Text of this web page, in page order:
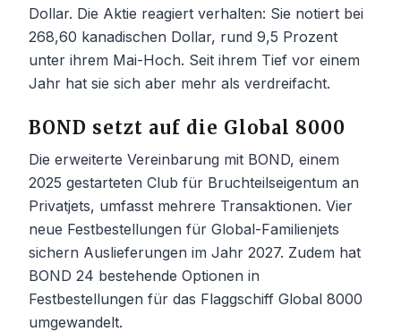
Dollar. Die Aktie reagiert verhalten: Sie notiert bei
268,60 kanadischen Dollar, rund 9,5 Prozent
unter ihrem Mai-Hoch. Seit ihrem Tief vor einem
Jahr hat sie sich aber mehr als verdreifacht.
BOND setzt auf die Global 8000
Die erweiterte Vereinbarung mit BOND, einem
2025 gestarteten Club für Bruchteilseigentum an
Privatjets, umfasst mehrere Transaktionen. Vier
neue Festbestellungen für Global-Familienjets
sichern Auslieferungen im Jahr 2027. Zudem hat
BOND 24 bestehende Optionen in
Festbestellungen für das Flaggschiff Global 8000
umgewandelt.